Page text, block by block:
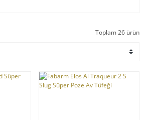
Toplam 26 ürün